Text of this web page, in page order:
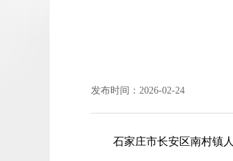
发布时间：2026-02-24
石家庄市长安区南村镇